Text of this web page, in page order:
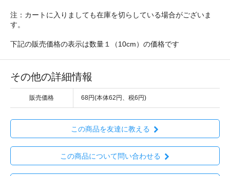
注：カートに入りましても在庫を切らしている場合がございま
す。
下記の販売価格の表示は数量１（10cm）の価格です
その他の詳細情報
販売価格 68円(本体62円、税6円)
この商品を友達に教える
この商品について問い合わせる